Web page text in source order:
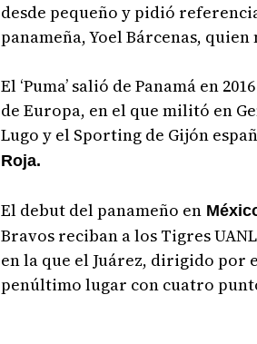
desde pequeño y pidió
panameña, Yoel Bárcenas,
El ‘Puma’ salió de Panamá en
de Europa, en el que militó en
Lugo y el Sporting de Gijón
Roja.
El debut del panameño en
Bravos reciban a los Tigres
en la que el Juárez, dirigido
penúltimo lugar con cuatro